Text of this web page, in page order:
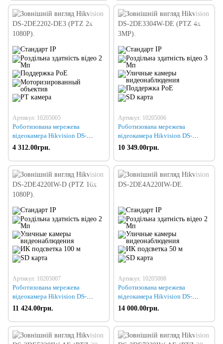
Артикул: 10205005
Роботизована мережева
відеокамера Hikvision DS-
2DE2202-DE3 (PTZ 2x 1080P)
4 312.00грн.
Артикул: 10205006
Роботизована мережева
відеокамера Hikvision DS-
2DE3304W-DE (PTZ 4x 3MP)
10 349.00грн.
Артикул: 10205007
Роботизована мережева
відеокамера Hikvision DS-
2DE4220IW-D (PTZ 16x 1080P)
11 424.00грн.
Артикул: 10205008
Роботизована мережева
відеокамера Hikvision DS-
2DE4A220IW-DE
14 000.00грн.